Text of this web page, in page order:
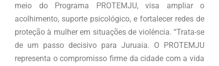
meio do Programa PROTEMJU, visa ampliar o
acolhimento, suporte psicológico, e fortalecer redes de
proteção à mulher em situações de violência. “Trata-se
de um passo decisivo para Juruaia. O PROTEMJU
representa o compromisso firme da cidade com a vida